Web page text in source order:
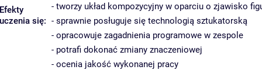
Efekty
uczenia się:
- tworzy układ kompozycyjny w oparciu o zjawisko
- sprawnie posługuje się technologią sztukatorską
- opracowuje zagadnienia programowe w zespole
- potrafi dokonać zmiany znaczeniowej
- ocenia jakość wykonanej pracy